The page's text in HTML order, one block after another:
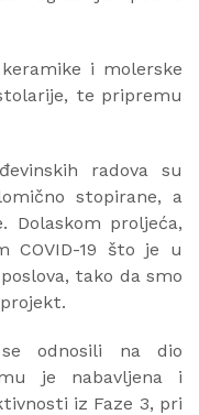
i molerske
te pripremu
radova su
stopirane, a
Dolaskom proljeća,
COVID-19 što je u
tako da smo
odnosili na dio
je nabavljena i
iz Faze 3, pri